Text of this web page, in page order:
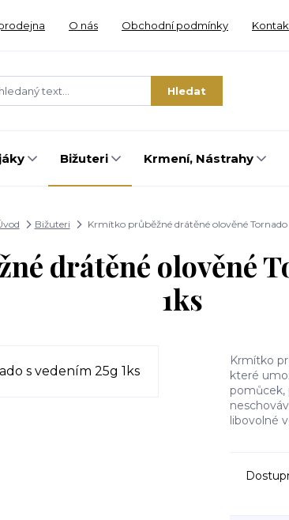
O nás Obchodní podmínky
Hledat
Bižuteri Krmení, Nástrahy
Bižuteri Krmítko průběžné drátěné olověné Tornado
drátěné olověné
1ks
Krmítko
které
pomůcek,
libovolné